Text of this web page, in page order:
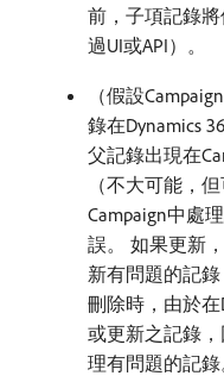
前，子項記錄
過UI或API）。
（假設
錄在Dynamics
父記錄出現在
（不大可能，
Campaign中處
誤。 如果更新
新有問題的記錄
刪除時，由於在
或更新之記錄
理有問題的記錄